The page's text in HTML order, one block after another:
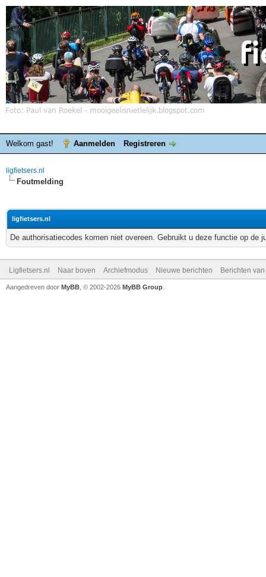
Welkom gast! Aanmelden Registreren
ligfietsers.nl
Foutmelding
ligfietsers.nl
De authorisatiecodes komen niet overeen. Gebruikt u deze functie op de
Ligfietsers.nl Naar boven Archiefmodus Nieuwe berichten Berichten
Aangedreven door MyBB , © 2002-2026 MyBB Group